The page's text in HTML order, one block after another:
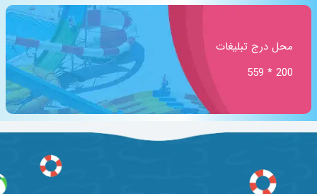
محل درج تبلیغات
200 * 559